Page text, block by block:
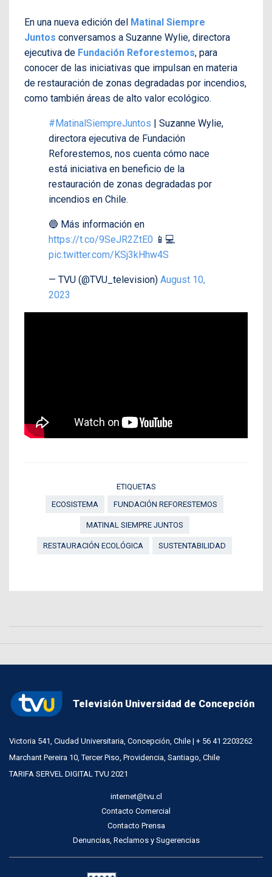
En una nueva edición del Matinal Siempre
Juntos conversamos a Suzanne Wylie, directora
ejecutiva de Fundación Reforestemos, para
conocer de las iniciativas que impulsan en materia
de restauración de zonas degradadas por incendios,
como también áreas de alto valor ecológico.
#MatinalSiempreJuntos | Suzanne Wylie,
directora ejecutiva de Fundación
Reforestemos, nos cuenta cómo nace
está iniciativa en beneficio de la
restauración de zonas degradadas por
incendios en Chile.
🔵 Más información en
https://t.co/9SeJR2ZtE0 📱💻
pic.twitter.com/KSj3kHhw4S
— TVU (@TVU_television) August 10,
2023
ETIQUETAS
ECOSISTEMA
FUNDACIÓN REFORESTEMOS
MATINAL SIEMPRE JUNTOS
RESTAURACIÓN ECOLÓGICA SUSTENTABILIDAD
Televisión Universidad de Concepción
Victoria 541, Ciudad Universitaria, Concepción, Chile | + 56 41 2203262
Marchant Pereira 10, Tercer Piso, Providencia, Santiago, Chile
TARIFA SERVEL DIGITAL TVU 2021
internet@tvu.cl
Contacto Comercial
Contacto Prensa
Denuncias, Reclamos y Sugerencias